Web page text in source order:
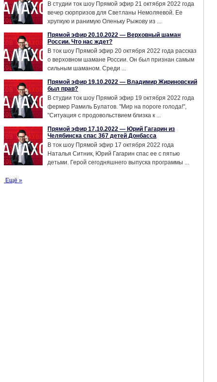
В студии ток шоу Прямой эфир 21 октября 2022 года
вечер сюрпризов для Светланы Немоляевой. Ее
хрупкую и ранимую Оленьку Рыжову из ...
Прямой эфир 20.10.2022 — Верховный шаман
России. Что наc ждет?
В ток шоу Прямой эфир 20 октября 2022 года рассказ
о верховном шамане России. Он был признан самым
сильным шаманом. Среди ...
Прямой эфир 19.10.2022 — Владимир Жириновский
был прав?
В студии ток шоу Прямой эфир 19 октября 2022 года
фермер Рамиль Булатов. "Мир на пороге голода!",
"Ситуация с продовольствием близка к ...
Прямой эфир 17.10.2022 — Юрий Гагарин из
Челябинска спас 367 детей Донбасса
В ток шоу Прямой эфир 17 октября 2022 года
Наталья Ситник, Юрий Гагарин спас ее с пятью
детьми. Герой сегодняшнего выпуска программы ...
Ещё »